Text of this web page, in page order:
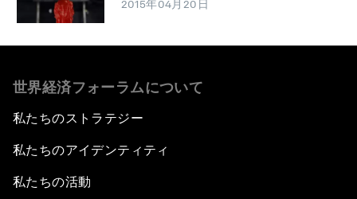
2015年04月20日
世界経済フォーラムについて
私たちのストラテジー
私たちのアイデンティティ
私たちの活動